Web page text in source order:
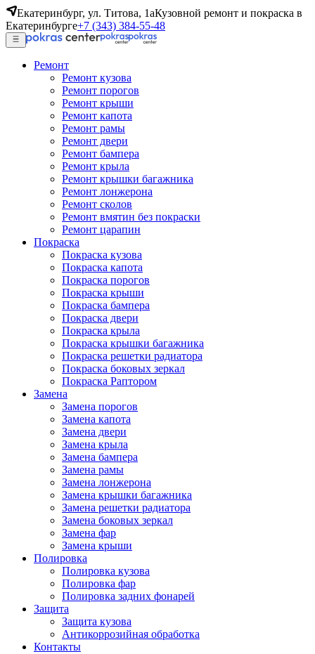
Екатеринбург, ул. Титова, 1аКузовной ремонт и покраска в
Екатеринбурге+7 (343) 384-55-48
Ремонт
Ремонт кузова
Ремонт порогов
Ремонт крыши
Ремонт капота
Ремонт рамы
Ремонт двери
Ремонт бампера
Ремонт крыла
Ремонт крышки багажника
Ремонт лонжерона
Ремонт сколов
Ремонт вмятин без покраски
Ремонт царапин
Покраска
Покраска кузова
Покраска капота
Покраска порогов
Покраска крыши
Покраска бампера
Покраска двери
Покраска крыла
Покраска крышки багажника
Покраска решетки радиатора
Покраска боковых зеркал
Покраска Раптором
Замена
Замена порогов
Замена капота
Замена двери
Замена крыла
Замена бампера
Замена рамы
Замена лонжерона
Замена крышки багажника
Замена решетки радиатора
Замена боковых зеркал
Замена фар
Замена крыши
Полировка
Полировка кузова
Полировка фар
Полировка задних фонарей
Защита
Защита кузова
Антикоррозийная обработка
Контакты